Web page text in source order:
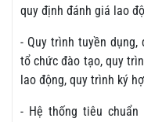
quy định đánh giá lao
- Quy trình tuyền
tổ chức đào tạo, quy
lao động, quy trình ký
- Hệ thống tiêu chuẩn